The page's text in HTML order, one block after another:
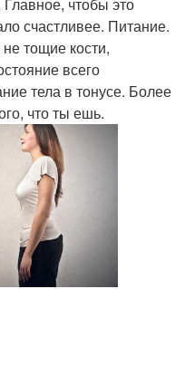
счастливее. Питание.
тощие кости,
всего
тела в тонусе. Более
что ты ешь.